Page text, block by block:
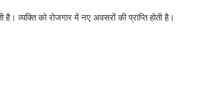
को रोजगार में नए अवसरों की प्राप्ति होती है।